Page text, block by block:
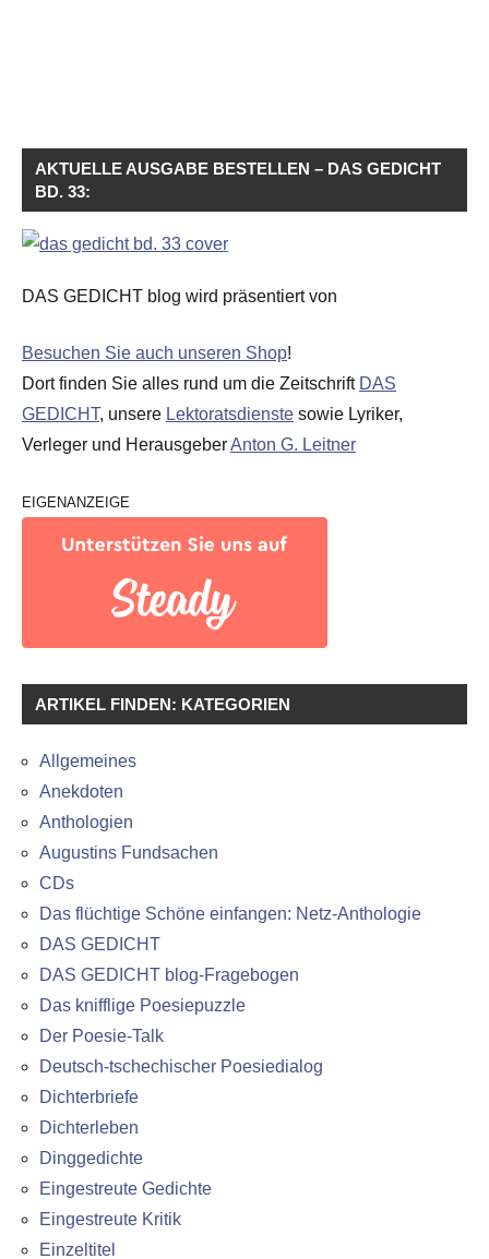
AKTUELLE AUSGABE BESTELLEN – DAS GEDICHT
BD. 33:
DAS GEDICHT blog wird präsentiert von
Besuchen Sie auch unseren Shop!
Dort finden Sie alles rund um die Zeitschrift DAS
GEDICHT, unsere Lektoratsdienste sowie Lyriker,
Verleger und HerausgeberAnton G. Leitner
EIGENANZEIGE
ARTIKEL FINDEN: KATEGORIEN
Allgemeines
Anekdoten
Anthologien
Augustins Fundsachen
CDs
Das flüchtige Schöne einfangen: Netz-Anthologie
DAS GEDICHT
DAS GEDICHT blog-Fragebogen
Das knifflige Poesiepuzzle
Der Poesie-Talk
Deutsch-tschechischer Poesiedialog
Dichterbriefe
Dichterleben
Dinggedichte
Eingestreute Gedichte
Eingestreute Kritik
Einzeltitel